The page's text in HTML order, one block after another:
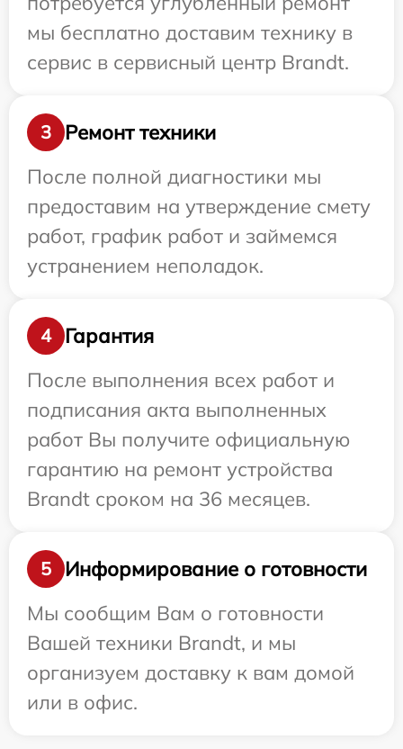
мы бесплатно доставим технику в
сервис в сервисный центр Brandt.
3
Ремонт техники
После полной диагностики мы
предоставим на утверждение смету
работ, график работ и займемся
устранением неполадок.
4
Гарантия
После выполнения всех работ и
подписания акта выполненных
работ Вы получите официальную
гарантию на ремонт устройства
Brandt сроком на 36 месяцев.
5
Информирование о готовности
Мы сообщим Вам о готовности
Вашей техники Brandt, и мы
организуем доставку к вам домой
или в офис.